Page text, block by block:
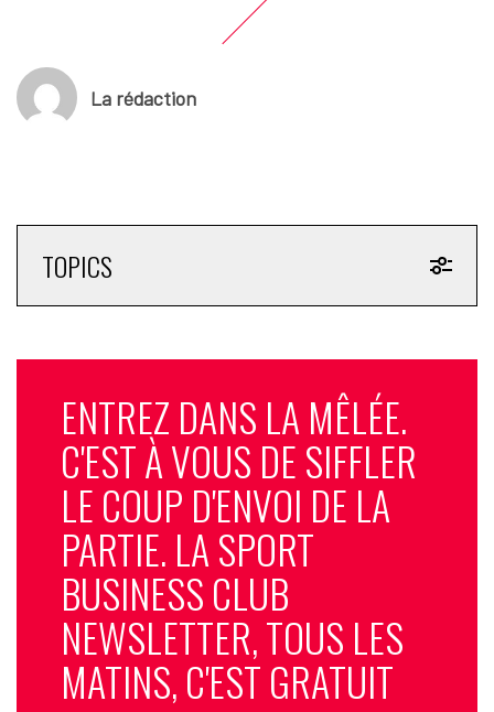
La rédaction
TOPICS
ENTREZ DANS LA MÊLÉE.
C'EST À VOUS DE SIFFLER
LE COUP D'ENVOI DE LA
PARTIE. LA SPORT
BUSINESS CLUB
NEWSLETTER, TOUS LES
MATINS, C'EST GRATUIT